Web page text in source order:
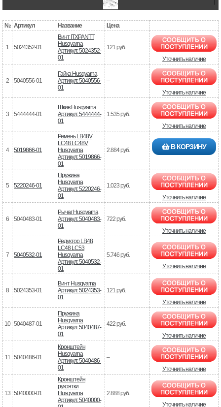
№ Артикул Название Цена
1 5024352-01
Винт ITXPANTT
Husqvarna
Артикул: 5024352-
01
121 руб.
Уточнить наличие
2 5040556-01
Гайка Husqvarna
Артикул: 5040556-
01
–
Уточнить наличие
3 5444444-01
Шкив Husqvarna
Артикул: 5444444-
01
1.535 руб.
Уточнить наличие
4 5019866-01
Ремень LB48V
LC48 LC48V
Husqvarna
Артикул: 5019866-
01
2.884 руб. В КОРЗИНУ
5 5220246-01
Пружина
Husqvarna
Артикул: 5220246-
01
1.023 руб.
Уточнить наличие
6 5040483-01
Рычаг Husqvarna
Артикул: 5040483-
01
722 руб.
Уточнить наличие
7 5040532-01
Редуктор LB48
LC48 LC53
Husqvarna
Артикул: 5040532-
01
5.746 руб.
Уточнить наличие
8 5024353-01
Винт Husqvarna
Артикул: 5024353-
01
121 руб.
Уточнить наличие
10 5040487-01
Пружина
Husqvarna
Артикул: 5040487-
01
422 руб.
Уточнить наличие
11 5040486-01
Кронштейн
Husqvarna
Артикул: 5040486-
01
–
Уточнить наличие
13 5040000-01
Кронштейн
рукоятки
Husqvarna
Артикул: 5040000-
2.888 руб.
Уточнить наличие